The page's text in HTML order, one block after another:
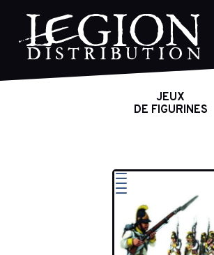
JEUX
DE FIGURINES